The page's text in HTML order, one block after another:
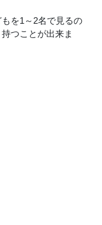
を1～2名で見るの
つことが出来ま